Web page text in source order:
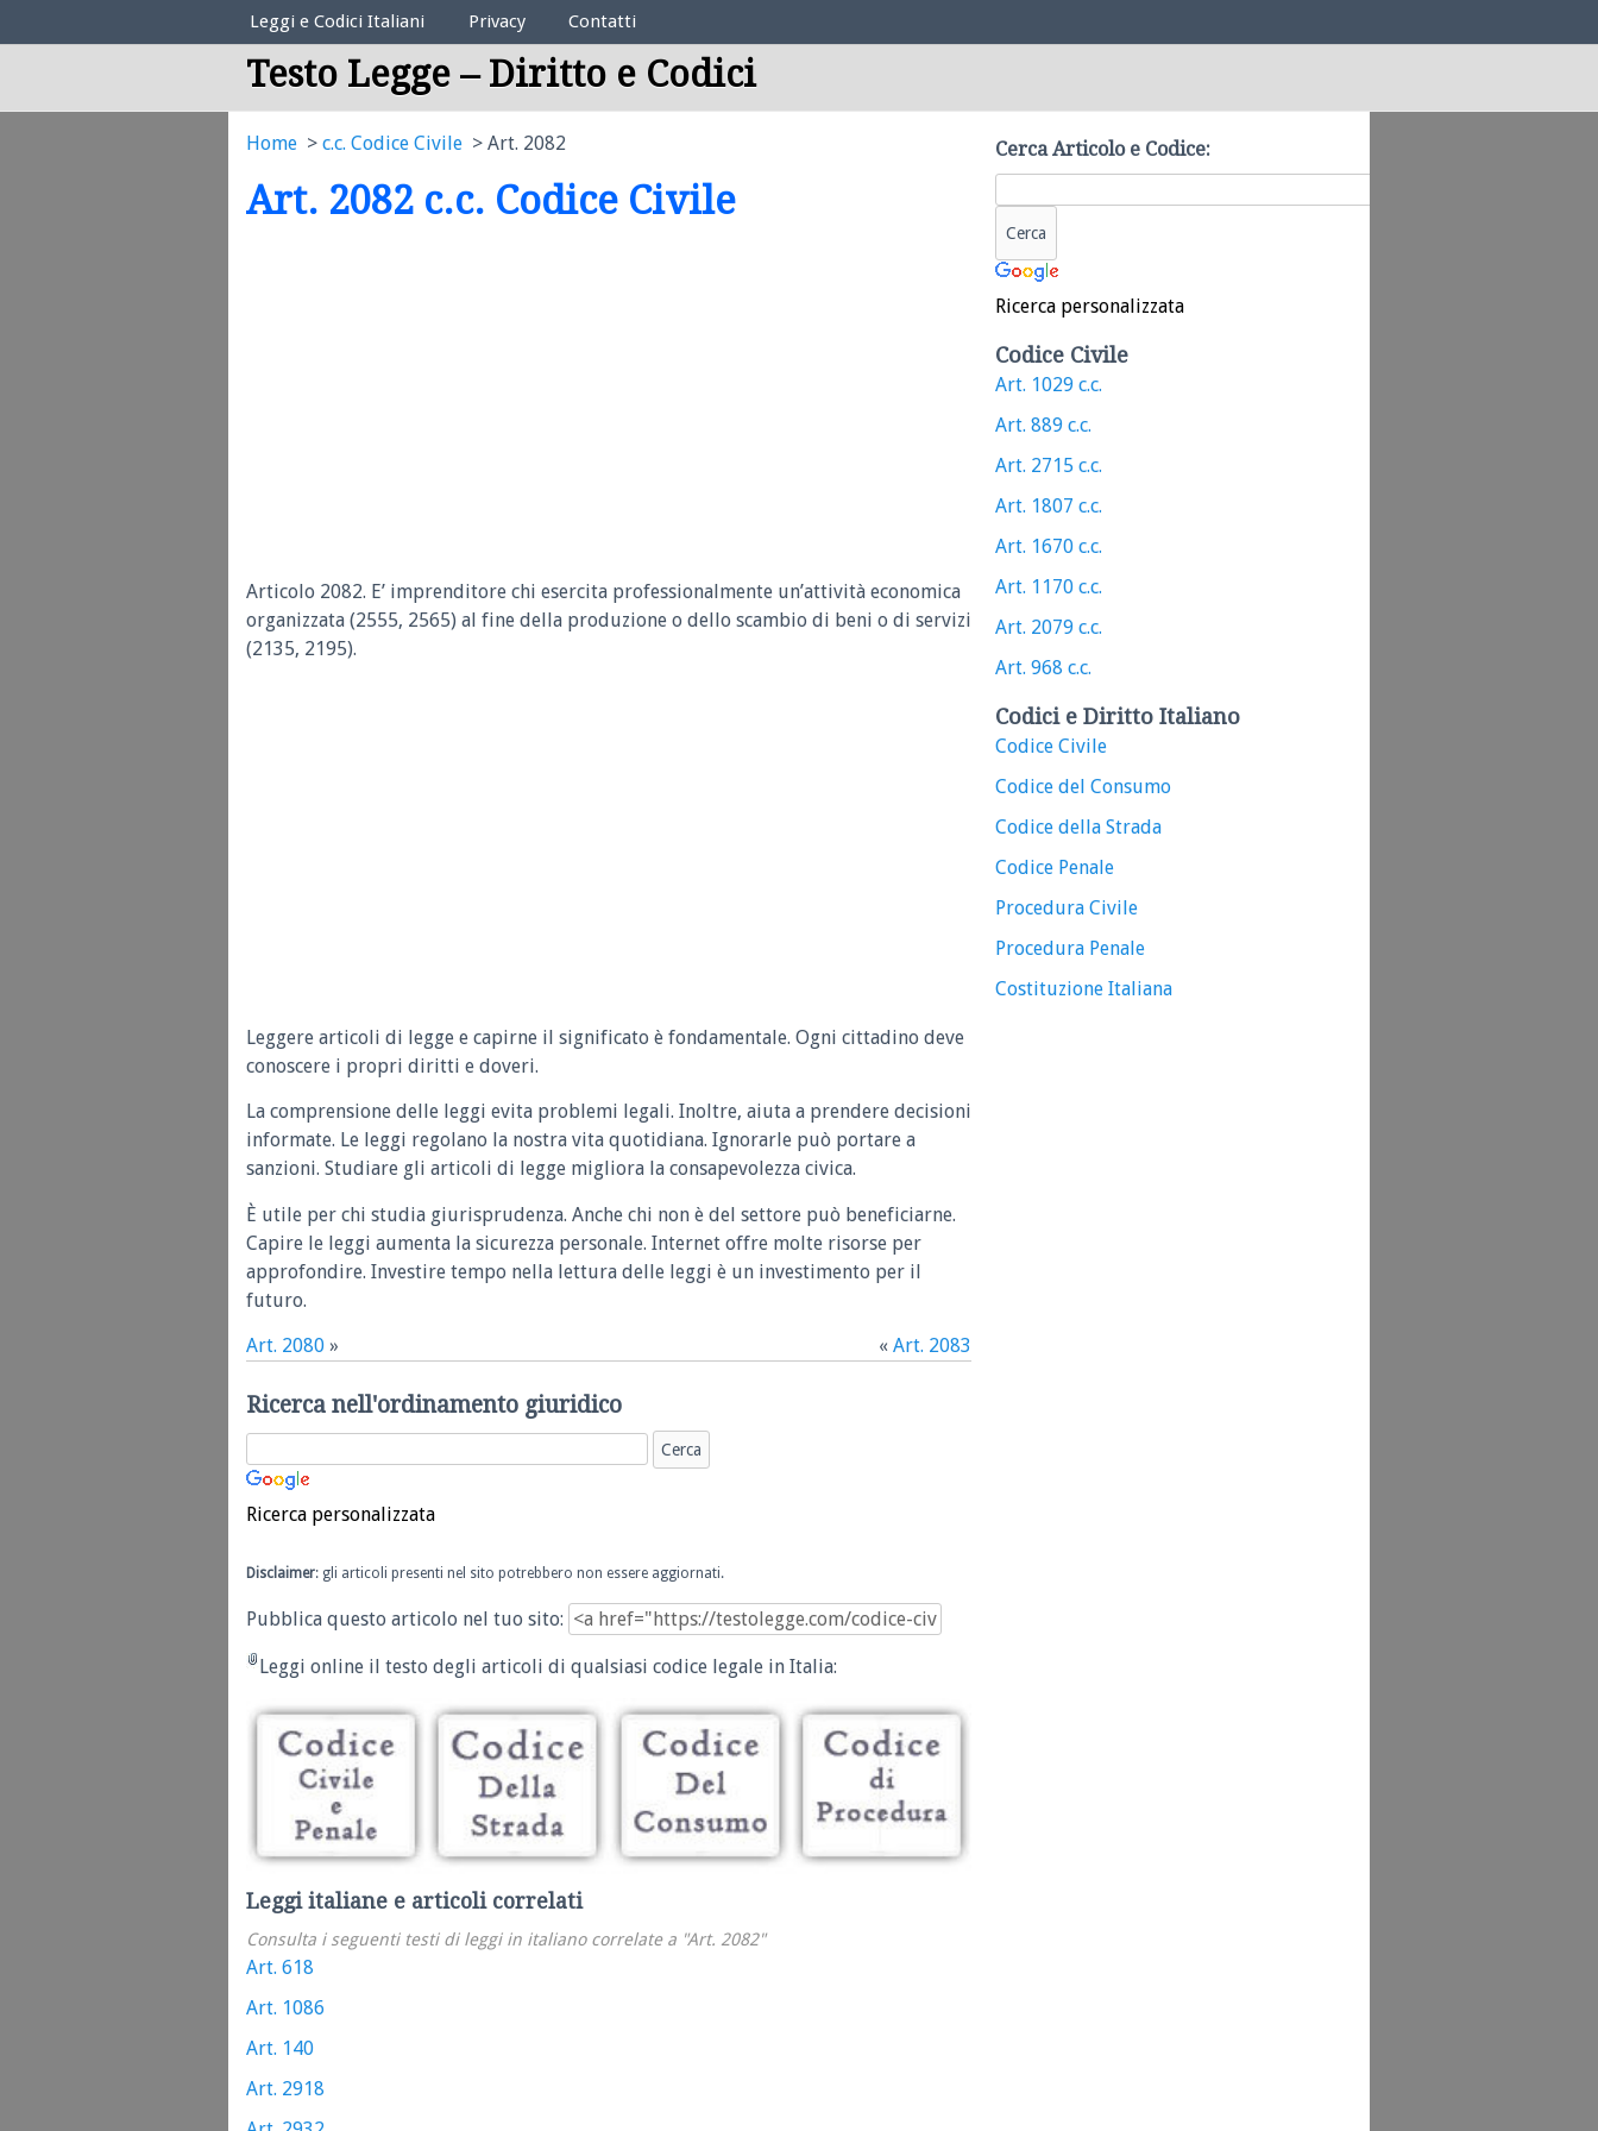
Elenco Codici Legali
Leggi e Codici Italiani Privacy Contatti
Testo Legge – Diritto e Codici
Home c.c. Codice Civile Art. 2082
Art. 2082 c.c. Codice Civile
Articolo 2082. E’ imprenditore chi esercita professionalmente un’attività economica
organizzata (2555, 2565) al fine della produzione o dello scambio di beni o di servizi
(2135, 2195).
Leggere articoli di legge e capirne il significato è fondamentale. Ogni cittadino deve
conoscere i propri diritti e doveri.
La comprensione delle leggi evita problemi legali. Inoltre, aiuta a prendere decisioni
informate. Le leggi regolano la nostra vita quotidiana. Ignorarle può portare a
sanzioni. Studiare gli articoli di legge migliora la consapevolezza civica.
È utile per chi studia giurisprudenza. Anche chi non è del settore può beneficiarne.
Capire le leggi aumenta la sicurezza personale. Internet offre molte risorse per
approfondire. Investire tempo nella lettura delle leggi è un investimento per il
futuro.
Art. 2080 » « Art. 2083
Ricerca nell'ordinamento giuridico
Ricerca personalizzata
Disclaimer: gli articoli presenti nel sito potrebbero non essere aggiornati.
Pubblica questo articolo nel tuo sito:
Leggi online il testo degli articoli di qualsiasi codice legale in Italia:
Leggi italiane e articoli correlati
Consulta i seguenti testi di leggi in italiano correlate a "Art. 2082"
Art. 618
Art. 1086
Art. 140
Art. 2918
Cerca Articolo e Codice:
Ricerca personalizzata
Codice Civile
Art. 1029 c.c.
Art. 889 c.c.
Art. 2715 c.c.
Art. 1807 c.c.
Art. 1670 c.c.
Art. 1170 c.c.
Art. 2079 c.c.
Art. 968 c.c.
Codici e Diritto Italiano
Codice Civile
Codice del Consumo
Codice della Strada
Codice Penale
Procedura Civile
Procedura Penale
Costituzione Italiana